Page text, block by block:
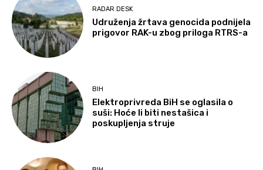
RADAR DESK
Udruženja žrtava genocida podnijela
prigovor RAK-u zbog priloga RTRS-a
BIH
Elektroprivreda BiH se oglasila o
suši: Hoće li biti nestašica i
poskupljenja struje